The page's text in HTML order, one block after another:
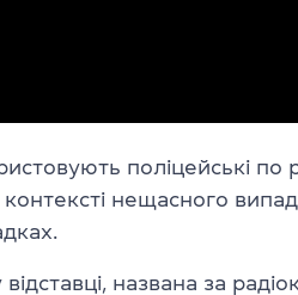
поліцейські по
нещасного
відставці, названа за